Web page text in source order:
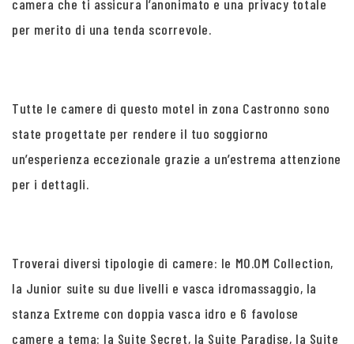
camera che ti assicura l’anonimato e una privacy totale
per merito di una tenda scorrevole.
Tutte le camere di questo motel in zona Castronno sono
state progettate per rendere il tuo soggiorno
un’esperienza eccezionale grazie a un’estrema attenzione
per i dettagli.
Troverai diversi tipologie di camere: le MO.OM Collection,
la Junior suite su due livelli e vasca idromassaggio, la
stanza Extreme con doppia vasca idro e 6 favolose
camere a tema: la Suite Secret, la Suite Paradise, la Suite